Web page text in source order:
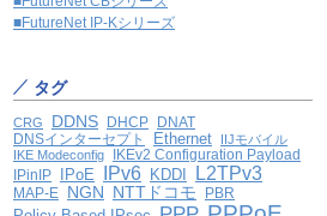
■FutureNet IP-Kシリーズ
タグ
CRG DDNS DHCP DNAT
DNSインターセプト Ethernet
IIJモバイル
IKE Modeconfig
IKEv2 Configuration Payload
IPinIP
IPoE IPv6 KDDI L2TPv3
MAP-E NGN NTTドコモ PBR